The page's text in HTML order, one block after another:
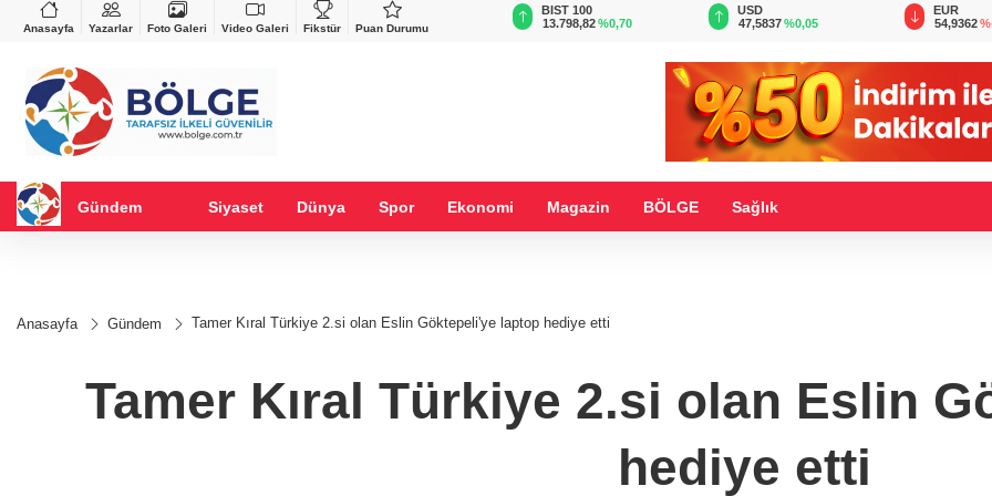
Anasayfa Yazarlar Foto Galeri Video Galeri Fikstür Puan Durumu
%0,37
VND
0,0018
%0,11
GAU/TRY
6.492,50%-0,06
BIST 100
13.798,82%0,70
USD
47,5837%0,05
EUR
54,9362
Gündem Siyaset Dünya Spor Ekonomi Magazin BÖLGE Sağlık
Anasayfa Gündem Tamer Kıral Türkiye 2.si olan Eslin Göktepeli'ye laptop hediye etti
Tamer Kıral Türkiye 2.si olan Eslin
hediye etti